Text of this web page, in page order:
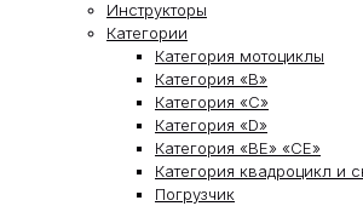
Инструкторы
Категории
Категория мотоциклы
Категория «В»
Категория «С»
Категория «D»
Категория «ВЕ» «СЕ»
Категория квадроцикл и
Погрузчик